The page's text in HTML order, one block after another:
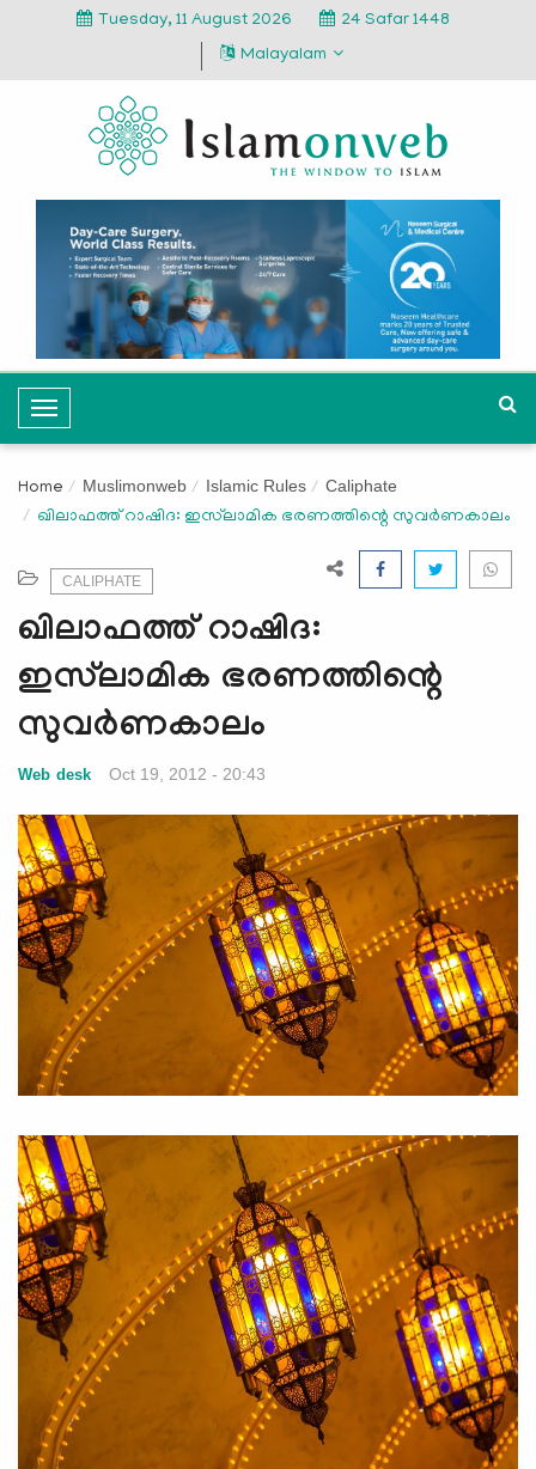
Tuesday, 11 August 2026
24 Safar 1448
Malayalam
T
o
g
l
a
v
i
g
a
i
o
n
Home Muslimonweb Islamic Rules Caliphate
ഖിലാഫത്ത് റാഷിദ: ഇസ്‌ലാമിക ഭരണത്തിന്റെ സുവര്‍ണകാലം
CALIPHATE
ഖിലാഫത്ത് റാഷിദ:
ഇസ്‌ലാമിക ഭരണത്തിന്റെ
സുവര്‍ണകാലം
Web desk Oct 19, 2012 - 20:43